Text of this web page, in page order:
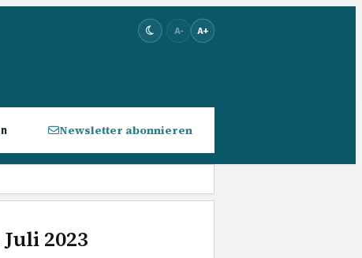
A- A+
Newsletter abonnieren
2023